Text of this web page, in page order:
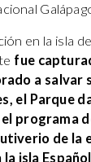
en la isla
fue
a salvar
el Parque
programa
de la
la isla